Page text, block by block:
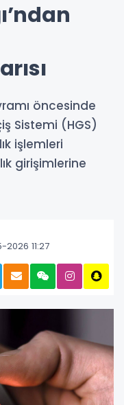
öncesinde
Sistemi (HGS)
işlemleri
girişimlerine
11:27